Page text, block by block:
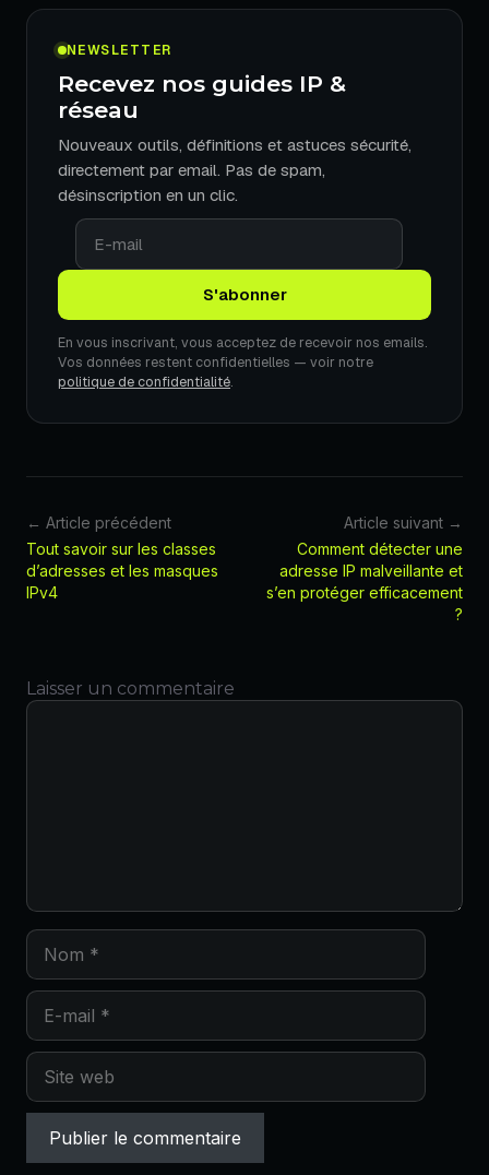
NEWSLETTER
Recevez nos guides IP &
réseau
Nouveaux outils, définitions et astuces sécurité,
directement par email. Pas de spam,
désinscription en un clic.
En vous inscrivant, vous acceptez de recevoir nos emails.
Vos données restent confidentielles — voir notre
politique de confidentialité.
← Article précédent
Tout savoir sur les classes
d’adresses et les masques
IPv4
Article suivant →
Comment détecter une
adresse IP malveillante et
s’en protéger efficacement
?
Laisser un commentaire
Commentaire
Nom
E-
mail
Site
web